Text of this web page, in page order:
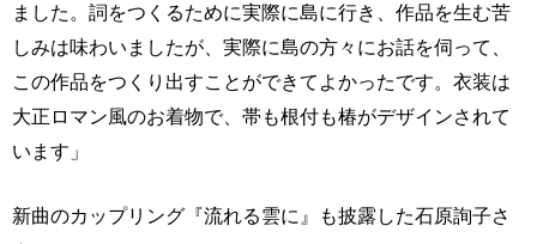
ました。詞をつくるために実際に島に行き、作品を生む苦
しみは味わいましたが、実際に島の方々にお話を伺って、
この作品をつくり出すことができてよかったです。衣装は
大正ロマン風のお着物で、帯も根付も椿がデザインされて
います」
新曲のカップリング『流れる雲に』も披露した石原詢子さ